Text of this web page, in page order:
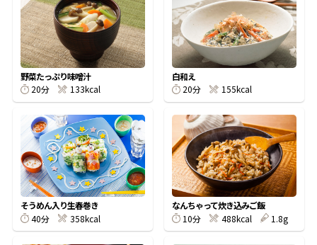
旨さ、別格。だし屋の鍋
サッと鍋® 楽チン鍋®
時短レシピ
おいしいレシピを商品から探す
かつお節レシピ
めんつゆレシピ
割烹白だしレシピ
ヤマキ かつお節プラス®
かつお節・だしを楽しむ
だしコミュ
- ヤマキ かつお節プラス®
採用情報
- ジョブリターン制
コミュニティサイト
Global
野菜たっぷり味噌汁
20分
133kcal
白和え
20分
155kcal
そうめん入り生春巻き
40分
358kcal
なんちゃって炊き込みご飯
10分
488kcal 1.8g